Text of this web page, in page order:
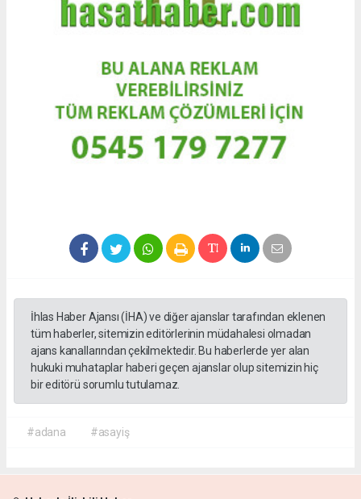
İhlas Haber Ajansı (İHA) ve diğer ajanslar tarafından eklenen
tüm haberler, sitemizin editörlerinin müdahalesi olmadan
ajans kanallarından çekilmektedir. Bu haberlerde yer alan
hukuki muhataplar haberi geçen ajanslar olup sitemizin hiç
bir editörü sorumlu tutulamaz.
#adana #asayiş